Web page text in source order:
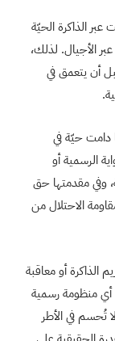
الذاكرة الحيّة
الأجيال. لذلك،
أن يتعمق في
دامت حيّة في
الرسمية أو
وفي مقدمتها حق
الاحتلال من
الذاكرة أو معاقبة
أي منظومة رسمية
تُحسم في الأطر